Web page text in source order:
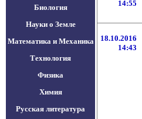
Биология
Науки о Земле
Математика и Механика
Технология
Физика
Химия
Русская литература
14:55
18.10.2016
14:43